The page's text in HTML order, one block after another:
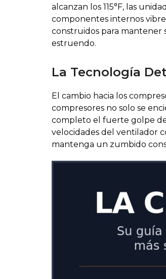
alcanzan los 115°F, las
componentes internos
construidos para mantener
estruendo.
La Tecnología
El cambio hacia los
compresores no solo se
completo el fuerte golpe de
velocidades del ventilador
mantenga un zumbido